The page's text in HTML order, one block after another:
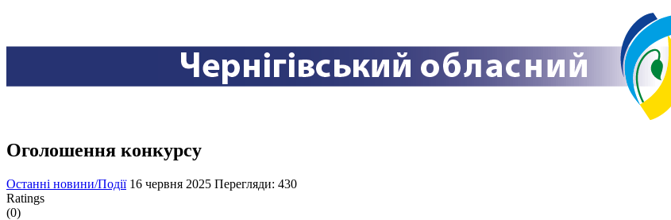
Оголошення конкурсу
Останні новини/Події 16 червня 2025 Перегляди: 430
Ratings
(0)